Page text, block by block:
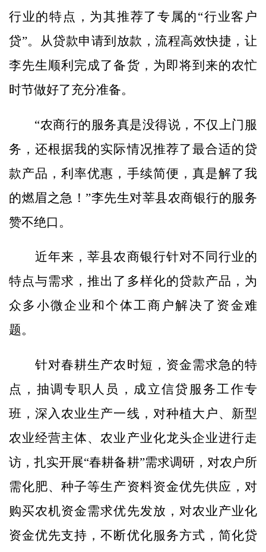
行业的特点，为其推荐了专属的“行业客户
贷”。从贷款申请到放款，流程高效快捷，让
李先生顺利完成了备货，为即将到来的农忙
时节做好了充分准备。
“农商行的服务真是没得说，不仅上门服
务，还根据我的实际情况推荐了最合适的贷
款产品，利率优惠，手续简便，真是解了我
的燃眉之急！”李先生对莘县农商银行的服务
赞不绝口。
近年来，莘县农商银行针对不同行业的
特点与需求，推出了多样化的贷款产品，为
众多小微企业和个体工商户解决了资金难
题。
针对春耕生产农时短，资金需求急的特
点，抽调专职人员，成立信贷服务工作专
班，深入农业生产一线，对种植大户、新型
农业经营主体、农业产业化龙头企业进行走
访，扎实开展“春耕备耕”需求调研，对农户所
需化肥、种子等生产资料资金优先供应，对
购买农机资金需求优先发放，对农业产业化
资金优先支持，不断优化服务方式，简化贷